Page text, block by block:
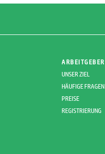
ARBEITGEBER
UNSER ZIEL
HÄUFIGE FRAGEN
PREISE
REGISTRIERUNG